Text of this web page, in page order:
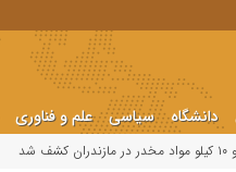
دانشگاه سیاسی علم و فناوری